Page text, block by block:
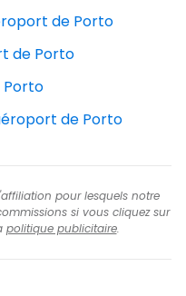
de Porto
de Porto
Porto
de Porto
pour lesquels notre
si vous cliquez sur
politique publicitaire.